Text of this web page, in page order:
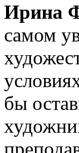
Ирина
самом
бы